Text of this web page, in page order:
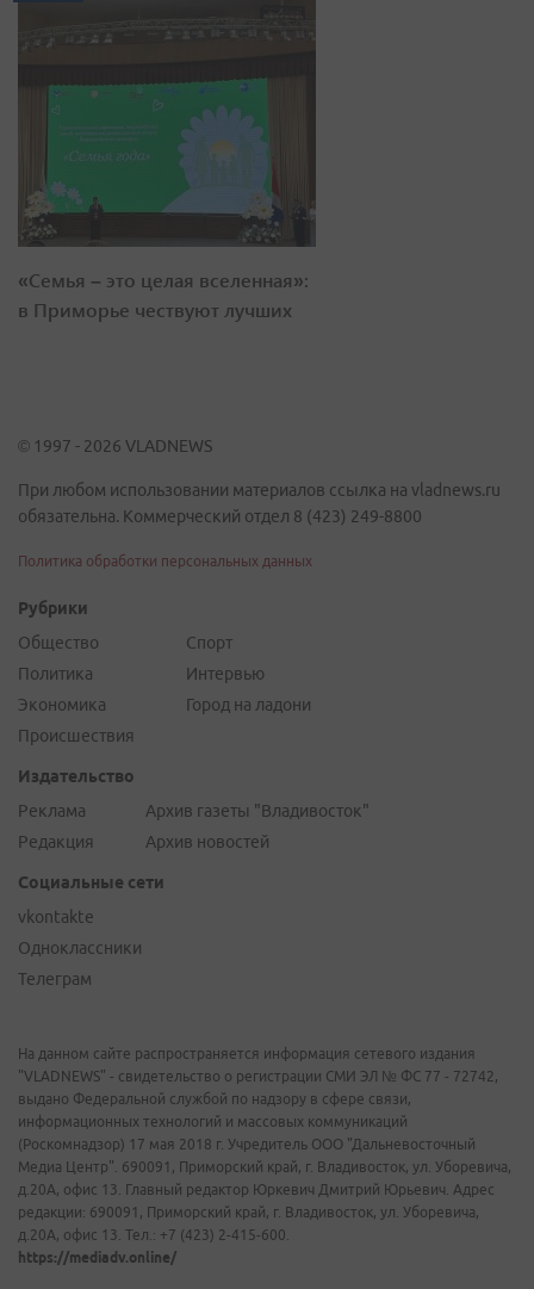
«Семья – это целая вселенная»:
в Приморье чествуют лучших
© 1997 - 2026 VLADNEWS
При любом использовании материалов ссылка на vladnews.ru
обязательна. Коммерческий отдел 8 (423) 249-8800
Политика обработки персональных данных
Рубрики
Общество
Политика
Экономика
Происшествия
Спорт
Интервью
Город на ладони
Издательство
Реклама
Редакция
Архив газеты "Владивосток"
Архив новостей
Социальные сети
vkontakte
Одноклассники
Телеграм
На данном сайте распространяется информация сетевого издания
"VLADNEWS" - свидетельство о регистрации СМИ ЭЛ № ФС 77 - 72742,
выдано Федеральной службой по надзору в сфере связи,
информационных технологий и массовых коммуникаций
(Роскомнадзор) 17 мая 2018 г. Учредитель ООО "Дальневосточный
Медиа Центр". 690091, Приморский край, г. Владивосток, ул. Уборевича,
д.20А, офис 13. Главный редактор Юркевич Дмитрий Юрьевич. Адрес
редакции: 690091, Приморский край, г. Владивосток, ул. Уборевича,
д.20А, офис 13. Тел.: +7 (423) 2-415-600.
https://mediadv.online/